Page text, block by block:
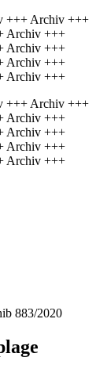
+++ Archiv +++
Archiv +++
Archiv +++
Archiv +++
Archiv +++
+++ Archiv +++
Archiv +++
Archiv +++
Archiv +++
Archiv +++
883/2020